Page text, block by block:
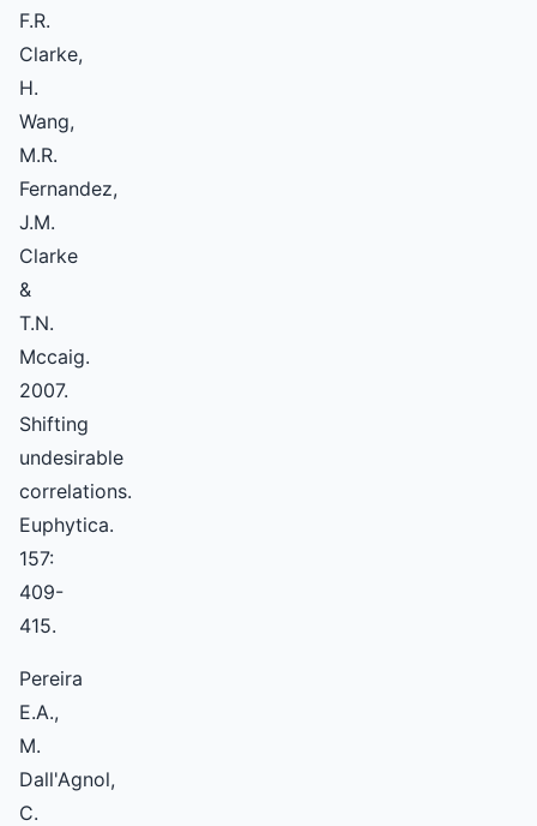
F.R.
Clarke,
H.
Wang,
M.R.
Fernandez,
J.M.
Clarke
&
T.N.
Mccaig.
2007.
Shifting
undesirable
correlations.
Euphytica.
157:
409-
415.
Pereira
E.A.,
M.
Dall'Agnol,
C.